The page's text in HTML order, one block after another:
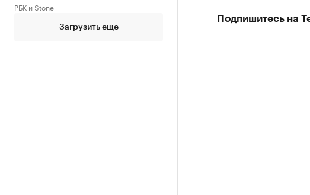
РБК и Stone
Загрузить еще
Подпишитесь на